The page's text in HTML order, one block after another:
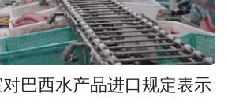
巴西水产品进口规定表示